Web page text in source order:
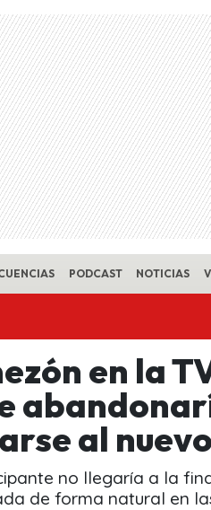
PODCAST NOTICIAS
en la
al
no llegaría a la
de forma natural en